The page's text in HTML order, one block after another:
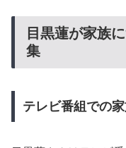
目黒蓮が家族
集
テレビ番組での